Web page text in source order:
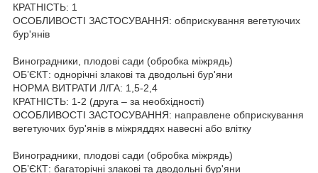
КРАТНІСТЬ: 1
ОСОБЛИВОСТІ ЗАСТОСУВАННЯ: обприскування вегетуючих
бур'янів
Виноградники, плодові сади (обробка міжрядь)
ОБ’ЄКТ: однорічні злакові та дводольні бур'яни
НОРМА ВИТРАТИ Л/ГА: 1,5-2,4
КРАТНІСТЬ: 1-2 (друга – за необхідності)
ОСОБЛИВОСТІ ЗАСТОСУВАННЯ: направлене обприскування
вегетуючих бур'янів в міжряддях навесні або влітку
Виноградники, плодові сади (обробка міжрядь)
ОБ’ЄКТ: багаторічні злакові та дводольні бур'яни